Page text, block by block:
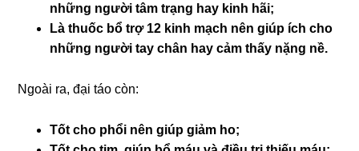
những người tâm trạng hay kinh hãi;
Là thuốc bổ trợ 12 kinh mạch nên giúp ích cho
những người tay chân hay cảm thấy nặng nề.
Ngoài ra, đại táo còn:
Tốt cho phổi nên giúp giảm ho;